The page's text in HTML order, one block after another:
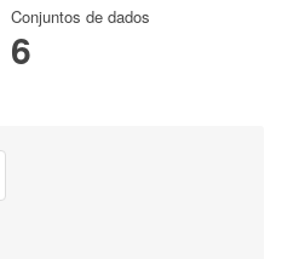
Conjuntos de dados
6